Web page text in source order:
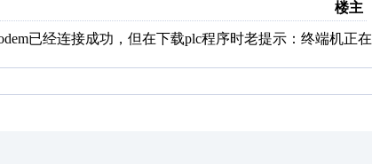
楼主
已经连接成功，但在下载plc程序时老提示：终端机正在